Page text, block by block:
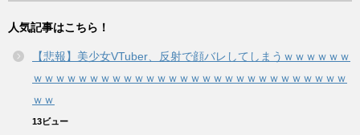
人気記事はこちら！
【悲報】美少女VTuber、反射で顔バレしてしまうｗｗｗｗｗｗ
ｗｗｗｗｗｗｗｗｗｗｗｗｗｗｗｗｗｗｗｗｗｗｗｗｗｗｗｗ
ｗｗ
13ビュー